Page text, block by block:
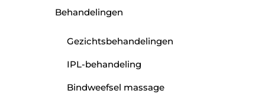
Behandelingen
Gezichtsbehandelingen
IPL-behandeling
Bindweefsel massage